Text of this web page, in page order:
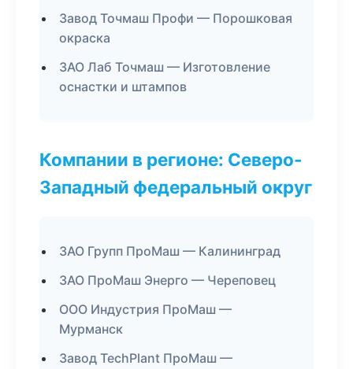
Завод Точмаш Профи — Порошковая
окраска
ЗАО Лаб Точмаш — Изготовление
оснастки и штампов
Компании в регионе: Северо-
Западный федеральный округ
ЗАО Групп ПроМаш — Калининград
ЗАО ПроМаш Энерго — Череповец
ООО Индустрия ПроМаш —
Мурманск
Завод TechPlant ПроМаш —